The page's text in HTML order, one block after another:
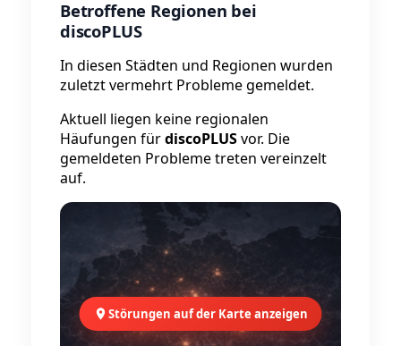
Betroffene Regionen bei
discoPLUS
In diesen Städten und Regionen wurden
zuletzt vermehrt Probleme gemeldet.
Aktuell liegen keine regionalen
Häufungen fürdiscoPLUSvor. Die
gemeldeten Probleme treten vereinzelt
auf.
Störungen auf der Karte anzeigen